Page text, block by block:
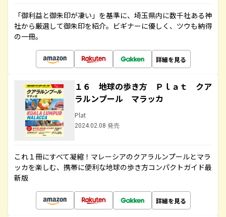
「御利益と御朱印が凄い」を基準に、埼玉県内に数千社ある神
社から厳選して御朱印を紹介。ビギナーに優しく、ツウも納得
の一冊。
詳細を見る
１６ 地球の歩き方 Ｐｌａｔ クア
ラルンプール マラッカ
Plat
2024.02.08 発売
これ１冊にすべて凝縮！マレーシアのクアラルンプールとマラ
ッカを楽しむ、携帯に便利な地球の歩き方コンパクトガイド最
新版
詳細を見る